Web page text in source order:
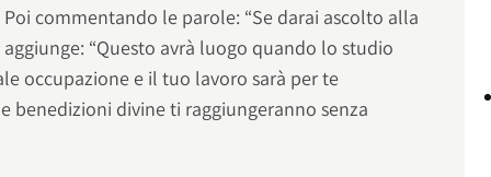
Poi commentando le parole: “Se darai ascolto alla
“Questo avrà luogo quando lo studio
occupazione e il tuo lavoro sarà per te
benedizioni divine ti raggiungeranno senza